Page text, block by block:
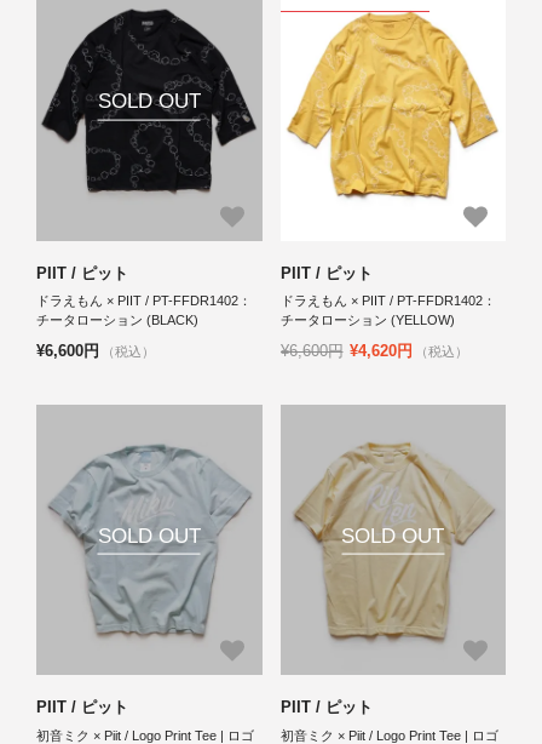
SOLD OUT
PIIT / ピット
ドラえもん × PIIT / PT-FFDR1402：
チータローション (BLACK)
¥6,600円 （税込）
PIIT / ピット
ドラえもん × PIIT / PT-FFDR1402：
チータローション (YELLOW)
¥6,600円 ¥4,620円 （税込）
SOLD OUT
PIIT / ピット
初音ミク × Piit / Logo Print Tee | ロゴ
SOLD OUT
PIIT / ピット
初音ミク × Piit / Logo Print Tee | ロゴ